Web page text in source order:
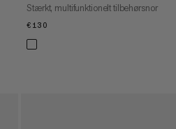
Stærkt, multifunktionelt tilbehørsnor
€130